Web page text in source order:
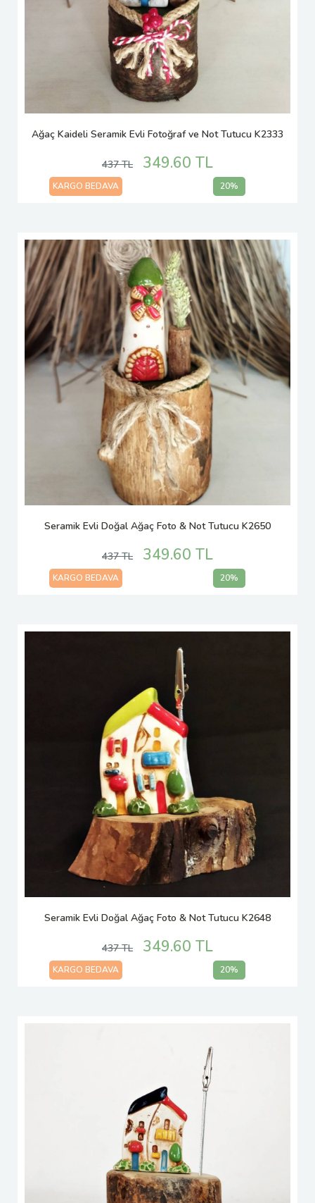
Ağaç Kaideli Seramik Evli Fotoğraf ve Not Tutucu K2333
437 TL 349.60 TL
KARGO BEDAVA 20%
Seramik Evli Doğal Ağaç Foto & Not Tutucu K2650
437 TL 349.60 TL
KARGO BEDAVA 20%
Seramik Evli Doğal Ağaç Foto & Not Tutucu K2648
437 TL 349.60 TL
KARGO BEDAVA 20%